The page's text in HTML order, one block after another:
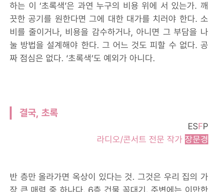
하는 이 ‘초록색’은 과연 누구의 비용 위에 서 있는가. 깨
끗한 공기를 원한다면 그에 대한 대가를 치러야 한다. 소
비를 줄이거나, 비용을 감수하거나, 아니면 그 부담을 나
눌 방법을 설계해야 한다. 그 어느 것도 피할 수 없다. 공
짜 점심은 없다. ‘초록색’도 예외가 아니다.
결국, 초록
ESFP
라디오/콘서트 전문 작가 장문경
반 층만 올라가면 옥상이 있다는 것. 그것은 우리 집의 가
장 큰 매력 중 하나다. 6층 건물 꼭대기. 주변에는 이만한